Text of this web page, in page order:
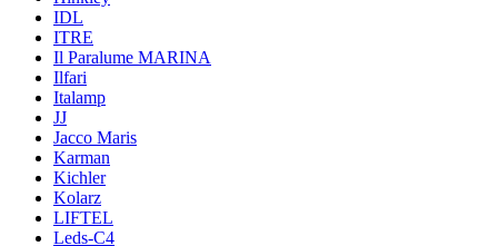
IDL
ITRE
Il Paralume MARINA
Ilfari
Italamp
JJ
Jacco Maris
Karman
Kichler
Kolarz
LIFTEL
Leds-C4